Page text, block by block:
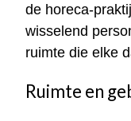
de horeca-
wisselend
ruimte die elke
Ruimte en